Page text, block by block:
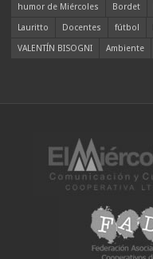
humor de Miércoles
Bordet
Lauritto
Docentes fútbol
VALENTÍN BISOGNI
Ambiente